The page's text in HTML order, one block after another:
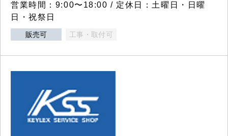
営業時間：9:00〜18:00 / 定休日：土曜日・日曜
日・祝祭日
販売可 工事・取付可